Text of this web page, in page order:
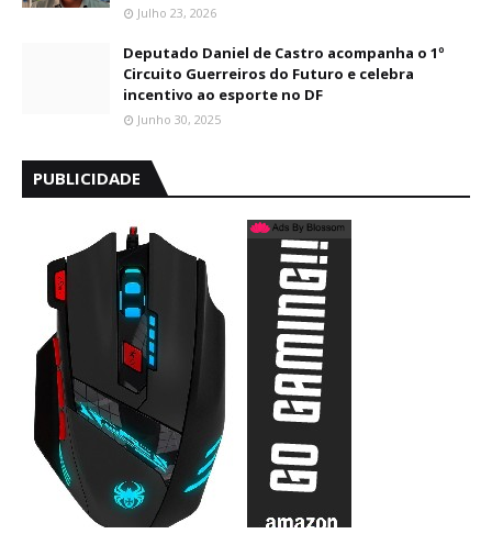
Julho 23, 2026
Deputado Daniel de Castro acompanha o 1º
Circuito Guerreiros do Futuro e celebra
incentivo ao esporte no DF
Junho 30, 2025
PUBLICIDADE